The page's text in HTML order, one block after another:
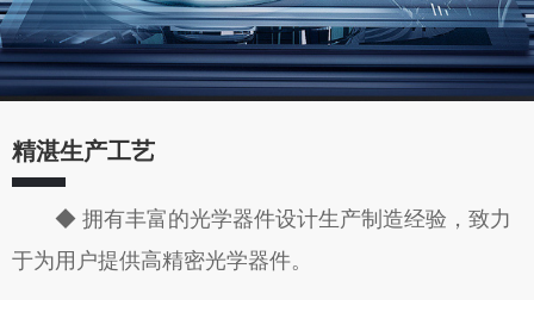
精湛生产工艺
◆ 拥有丰富的光学器件设计生产制造经验，致力
于为用户提供高精密光学器件。